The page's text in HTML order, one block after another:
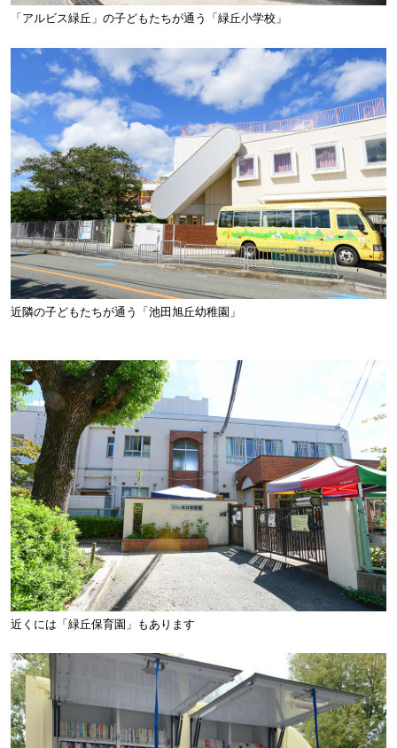
「アルビス緑丘」の子どもたちが通う「緑丘小学校」
近隣の子どもたちが通う「池田旭丘幼稚園」
近くには「緑丘保育園」もあります